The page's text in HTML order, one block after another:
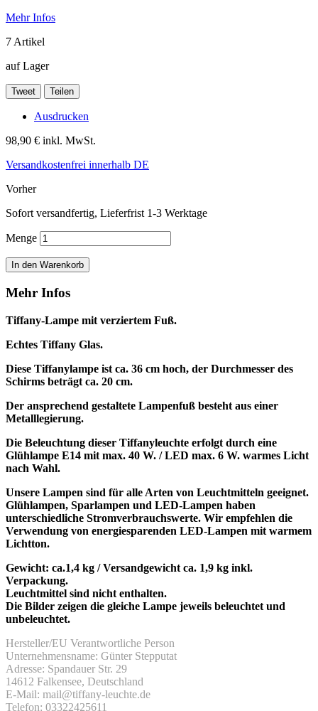
Mehr Infos
7 Artikel
auf Lager
Tweet Teilen
Ausdrucken
98,90 € inkl. MwSt.
Versandkostenfrei innerhalb DE
Vorher
Sofort versandfertig, Lieferfrist 1-3 Werktage
Menge
In den Warenkorb
Mehr Infos
Tiffany-Lampe mit verziertem Fuß.
Echtes Tiffany Glas.
Diese Tiffanylampe ist ca. 36 cm hoch, der Durchmesser des
Schirms beträgt ca. 20 cm.
Der ansprechend gestaltete Lampenfuß besteht aus einer
Metalllegierung.
Die Beleuchtung dieser Tiffanyleuchte erfolgt durch eine
Glühlampe E14 mit max. 40 W. / LED max. 6 W. warmes Licht
nach Wahl.
Unsere Lampen sind für alle Arten von Leuchtmitteln geeignet.
Glühlampen, Sparlampen und LED-Lampen haben
unterschiedliche Stromverbrauchswerte. Wir empfehlen die
Verwendung von energiesparenden LED-Lampen mit warmem
Lichtton.
Gewicht: ca.1,4 kg / Versandgewicht ca. 1,9 kg inkl.
Verpackung.
Leuchtmittel sind nicht enthalten.
Die Bilder zeigen die gleiche Lampe jeweils beleuchtet und
unbeleuchtet.
Hersteller/EU Verantwortliche Person
Unternehmensname: Günter Stepputat
Adresse: Spandauer Str. 29
14612 Falkensee, Deutschland
E-Mail: mail@tiffany-leuchte.de
Telefon: 03322425611